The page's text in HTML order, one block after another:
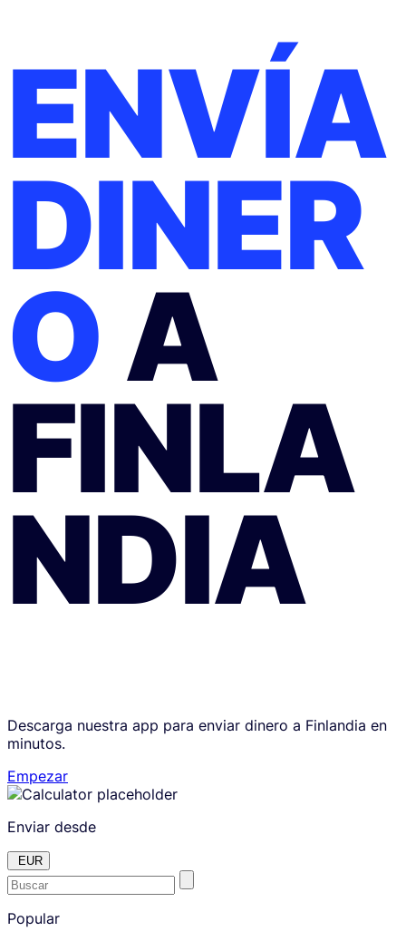
estés donde estés.
GoCard virtual
Enviar dinero al
Cuenta multidivisa
Convertidor de
Invita a un amigo
ENVÍA
DINER
OA
FINLA
NDIA
Descarga nuestra app para enviar dinero a Finlandia en
minutos.
Empezar
Enviar desde
EUR
n
to
amount
Popular